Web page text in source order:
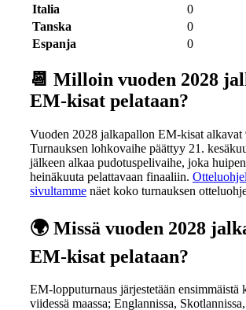
Italia
0
Tanska
0
Espanja
0
📆 Milloin vuoden 2028
EM-kisat pelataan?
Vuoden 2028 jalkapallon EM-kisat alkavat
Turnauksen lohkovaihe päättyy 21.
jälkeen alkaa pudotuspelivaihe, joka
heinäkuuta pelattavaan finaaliin.
sivultammenäet koko turnauksen
🌍 Missä vuoden 2028
EM-kisat pelataan?
EM-lopputurnaus järjestetään ensimmäistä
viidessä maassa; Englannissa,